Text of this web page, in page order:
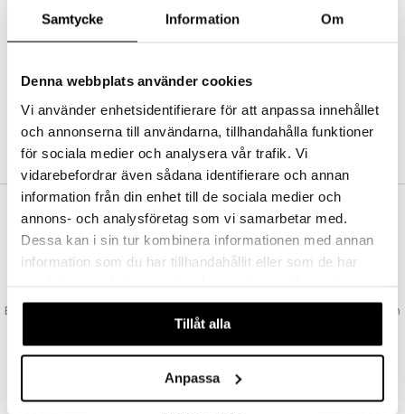
Samtycke Information Om
Denna webbplats använder cookies
Vi använder enhetsidentifierare för att anpassa innehållet
och annonserna till användarna, tillhandahålla funktioner
för sociala medier och analysera vår trafik. Vi
vidarebefordrar även sådana identifierare och annan
information från din enhet till de sociala medier och
annons- och analysföretag som vi samarbetar med.
Dessa kan i sin tur kombinera informationen med annan
information som du har tillhandahållit eller som de har
våra cookies vid fortsatt användande av vår webbplats.
Tillåt alla
Anpassa
Abonnemang
Bevaka produkter
Recensera produkter
SKAPA KUND
VAD KOSTAR FRAKTEN?
Vi erbjuder fri frakt från 350 kr. Vår gräns för fraktfri leverans bestäms
utifån vilken avdelning du handlar från. Läs mer här »
Beställningar lagda före 14:00 (gäller varor i lager) skickas normalt ut från
oss samma dag.
GODKÄND AV LÄKEMEDELSVERKET
EU-logotypen är symbolen som visar att vi är godkända av